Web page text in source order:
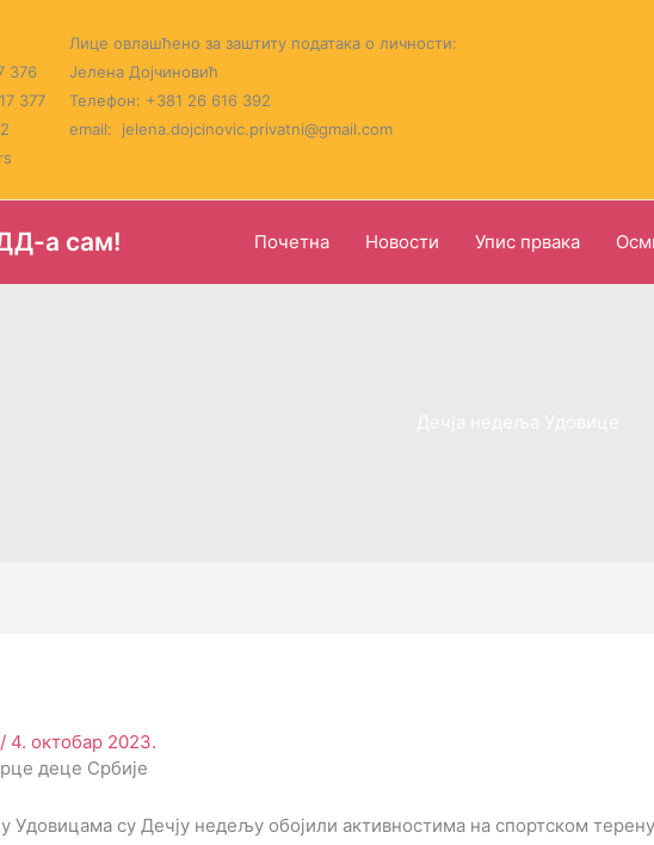
376
377
Лице овлашћено за заштиту података о личности:
Јелена Дојчиновић
Телефон: +381 26 616 392
email: jelena.dojcinovic.privatni@gmail.com
а сам! Почетна Новости Упис првака
/ 4. октобар 2023.
деце Србије
Удовицама су Дечју недељу обојили активностима на спортском